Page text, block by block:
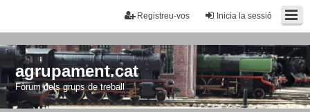
Inicia la sessió
Registreu-vos
agrupament.cat
Fòrum dels grups de treball